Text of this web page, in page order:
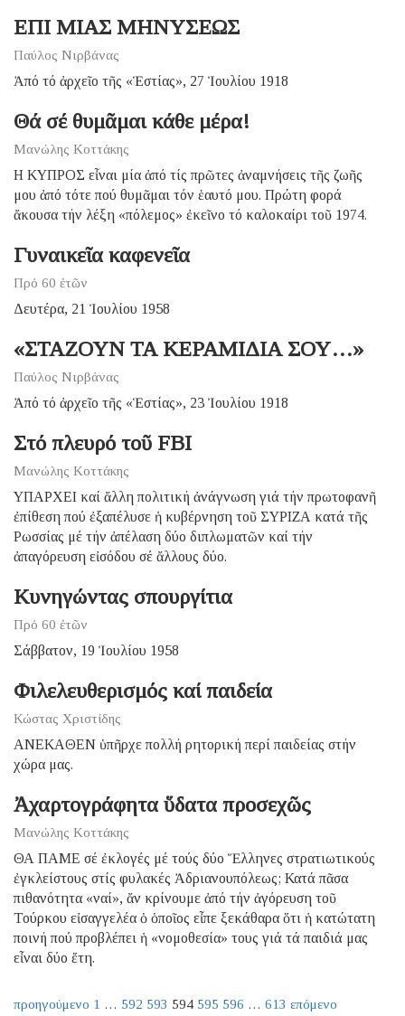
ΕΠΙ ΜΙΑΣ ΜΗΝΥΣΕΩΣ
Παύλος Νιρβάνας
Ἀπό τό ἀρχεῖο τῆς «Ἑστίας», 27 Ἰουλίου 1918
Θά σέ θυμᾶμαι κάθε μέρα!
Μανώλης Κοττάκης
H ΚΥΠΡΟΣ εἶναι μία ἀπό τίς πρῶτες ἀναμνήσεις τῆς ζωῆς
μου ἀπό τότε πού θυμᾶμαι τόν ἑαυτό μου. Πρώτη φορά
ἄκουσα τήν λέξη «πόλεμος» ἐκεῖνο τό καλοκαίρι τοῦ 1974.
Γυναικεῖα καφενεῖα
Πρό 60 ἐτῶν
Δευτέρα, 21 Ἰουλίου 1958
«ΣΤΑΖΟΥΝ ΤΑ ΚΕΡΑΜΙΔΙΑ ΣΟΥ…»
Παύλος Νιρβάνας
Ἀπό τό ἀρχεῖο τῆς «Ἑστίας», 23 Ἰουλίου 1918
Στό πλευρό τοῦ FBI
Μανώλης Κοττάκης
ΥΠΑΡΧΕΙ καί ἄλλη πολιτική ἀνάγνωση γιά τήν πρωτοφανῆ
ἐπίθεση πού ἐξαπέλυσε ἡ κυβέρνηση τοῦ ΣΥΡΙΖΑ κατά τῆς
Ρωσσίας μέ τήν ἀπέλαση δύο διπλωματῶν καί τήν
ἀπαγόρευση εἰσόδου σέ ἄλλους δύο.
Κυνηγώντας σπουργίτια
Πρό 60 ἐτῶν
Σάββατον, 19 Ἰουλίου 1958
Φιλελευθερισμός καί παιδεία
Κώστας Χριστίδης
ΑNEKAΘΕΝ ὑπῆρχε πολλή ρητορική περί παιδείας στήν
χώρα μας.
Ἀχαρτογράφητα ὕδατα προσεχῶς
Μανώλης Κοττάκης
ΘΑ ΠΑΜΕ σέ ἐκλογές μέ τούς δύο Ἕλληνες στρατιωτικούς
ἐγκλείστους στίς φυλακές Ἀδριανουπόλεως; Κατά πᾶσα
πιθανότητα «ναί», ἄν κρίνουμε ἀπό τήν ἀγόρευση τοῦ
Τούρκου εἰσαγγελέα ὁ ὁποῖος εἶπε ξεκάθαρα ὅτι ἡ κατώτατη
ποινή πού προβλέπει ἡ «νομοθεσία» τους γιά τά παιδιά μας
εἶναι δύο ἔτη.
προηγούμενο 1 … 592 593 594 595 596 … 613 επόμενο